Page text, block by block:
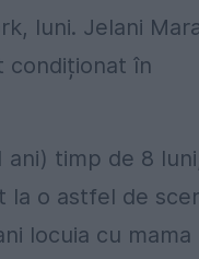
luni. Jelani
condiționat în
ani) timp de 8
la o astfel de
locuia cu mama